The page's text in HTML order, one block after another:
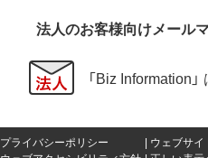
法人のお客様向けメール
「Biz Information
プライバシーポリシー ウェブサ